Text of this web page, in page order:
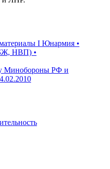
I Юнармия •
НВП) •
Минобороны РФ и